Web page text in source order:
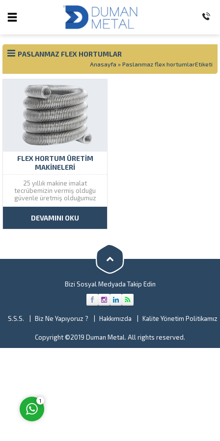
PASLANMAZ FLEX HORTUMLAR
Anasayfa » Paslanmaz flex hortumlarEtiketi
FLEX HORTUM ÜRETIM
MAKINELERI
25 yıllık makine imalat
tecrübemizin vermiş olduğu
güvenle üretmiş olduğumuz
metal flex hortum üretim
uygun ürün üretme ve servis
garantisi veriyor tüm yedek
danışmanlık ve destek hizmeti
DEVAMINI OKU
Bizi Sosyal Medyada Takip Edin
S.S.S. Biz Ne Yapıyoruz ? Hakkımızda Kalite Yönetim Politikamız
Copyright ©2019 Duman Metal. All rights reserved.
Müşteri Temsilcisi
1